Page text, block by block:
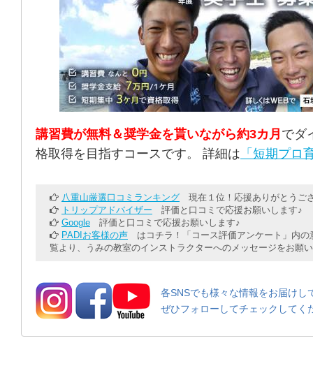
講習費が無料＆奨学金を貰いながら約3カ月 でダ
格取得を目指すコースです。 詳細は 「短期プロ
八重山厳選口コミランキング 現在１位！応援ありがとうご
トリップアドバイザー 評価と口コミで応援お願いします♪
Google 評価と口コミで応援お願いします♪
PADIお客様の声 はコチラ！「コース評価アンケート」内の
覧より、うみの教室のインストラクターへのメッセージをお願
各SNSでも様々な情報をお届けし
ぜひフォローしてチェックしてく